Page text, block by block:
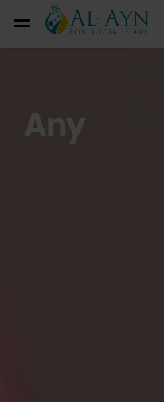
Any